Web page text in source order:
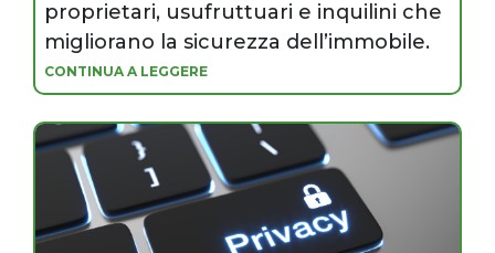
proprietari, usufruttuari e inquilini che
migliorano la sicurezza dell’immobile.
CONTINUA A LEGGERE